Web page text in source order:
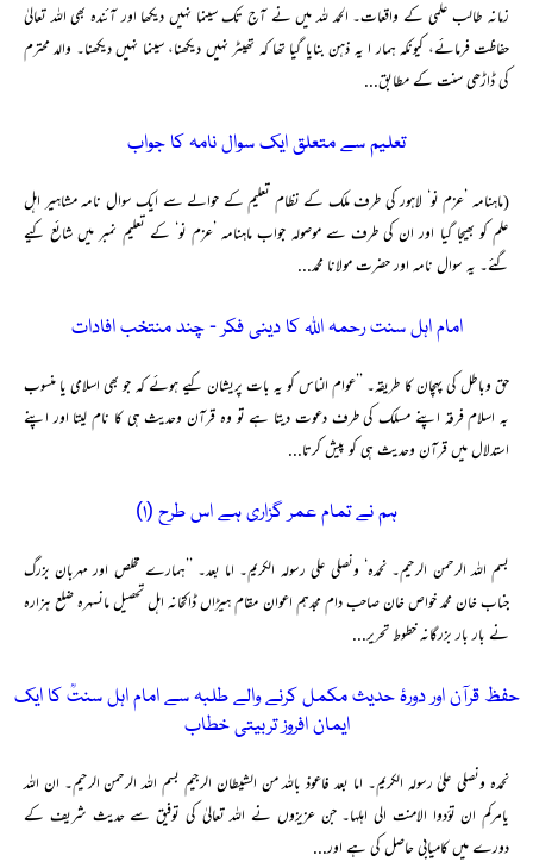
زمانہ طالب علمی کے واقعات۔ الحمد للہ میں نے آج تک سینما نہیں دیکھا اور آئندہ بھی اللہ تعالیٰ
حفاظت فرمائے، کیونکہ ہمار ا یہ ذہن بنایا گیا تھا کہ تھیٹر نہیں دیکھنا، سینما نہیں دیکھنا۔ والد محترم
کی ڈاڑھی سنت کے مطابق...
تعلیم سے متعلق ایک سوال نامہ کا جواب
(ماہنامہ ’عزم نو‘ لاہور کی طرف ملک کے نظام تعلیم کے حوالے سے ایک سوال نامہ مشاہیر اہل
علم کو بھیجا گیا اور ان کی طرف سے موصولہ جواب ماہنامہ ’عزم نو‘ کے تعلیم نمبر میں شائع کیے
گئے۔ یہ سوال نامہ اور حضرت مولانا محمد...
امام اہل سنت رحمہ اللہ کا دینی فکر ۔ چند منتخب افادات
حق وباطل کی پہچان کا طریقہ۔ ’’عوام الناس کو یہ بات پریشان کیے ہوئے کہ جو بھی اسلامی یا منسوب
بہ اسلام فرقہ اپنے مسلک کی طرف دعوت دیتا ہے تو وہ قرآن وحدیث ہی کا نام لیتا اور اپنے
استدلال میں قرآن وحدیث ہی کو پیش کرتا...
ہم نے تمام عمر گزاری ہے اس طرح (۱)
بسم اللہ الرحمن الرحیم۔ نحمدہ‘ ونصلی علی رسولہ الکریم۔ اما بعد۔ ’’ہمارے مخلص اور مہربان بزرگ
جناب خان محمد خواص خان صاحب دام مجدہم اعوان مقام ہیڑاں ڈاکخانہ اہل تحصیل مانسہرہ ضلع ہزارہ
نے بار بار بزرگانہ خطوط تحریر...
حفظ قرآن اور دورۂ حدیث مکمل کرنے والے طلبہ سے امام اہل سنتؒ کا ایک
ایمان افروز تربیتی خطاب
نحمدہ ونصلی علیٰ رسولہ الکریم۔ اما بعد فاعوذ باللہ من الشیطان الرجیم بسم اللہ الرحمن الرحیم۔ ان اللہ
یامرکم ان تؤدوا الامنت الی اہلہا۔ جن عزیزوں نے اللہ تعالیٰ کی توفیق سے حدیث شریف کے
دورے میں کامیابی حاصل کی ہے اور...